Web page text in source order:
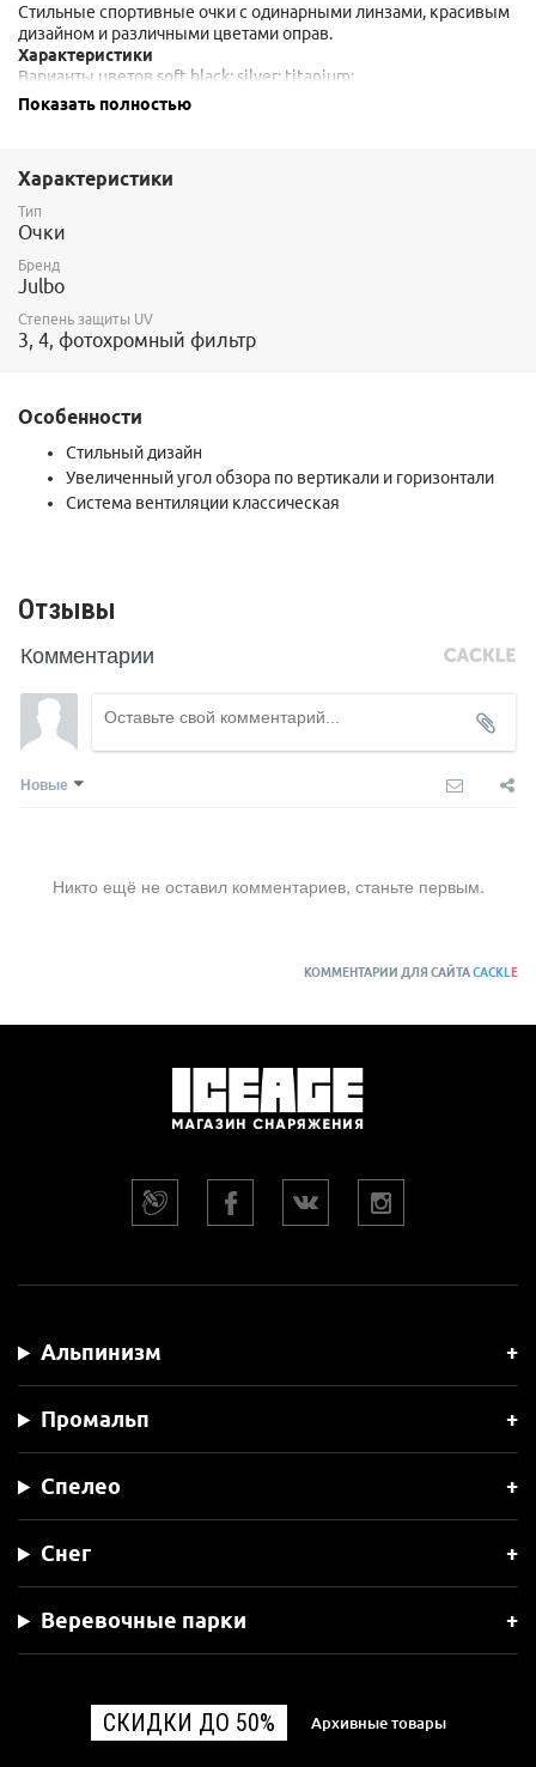
Стильные спортивные очки с одинарными линзами, красивым
дизайном и различными цветами оправ.
Характеристики
Варианты цветов soft black; silver; titanium;
Линза Cameleon (в зависимости от освещения cat.3 и cat.4)
Ширина линзы 54 мм
Материал линз поликарбонат
Материал оправы пластик
Показать полностью
Характеристики
Тип
Очки
Бренд
Julbo
Степень защиты UV
3, 4, фотохромный фильтр
Особенности
Стильный дизайн
Увеличенный угол обзора по вертикали и горизонтали
Система вентиляции классическая
Отзывы
Комментарии
Новые
Никто ещё не оставил комментариев, станьте первым.
КОММЕНТАРИИ ДЛЯ САЙТАCACKL E
Альпинизм
Промальп
Спелео
Снег
Веревочные парки
СКИДКИ ДО 50% Архивные товары